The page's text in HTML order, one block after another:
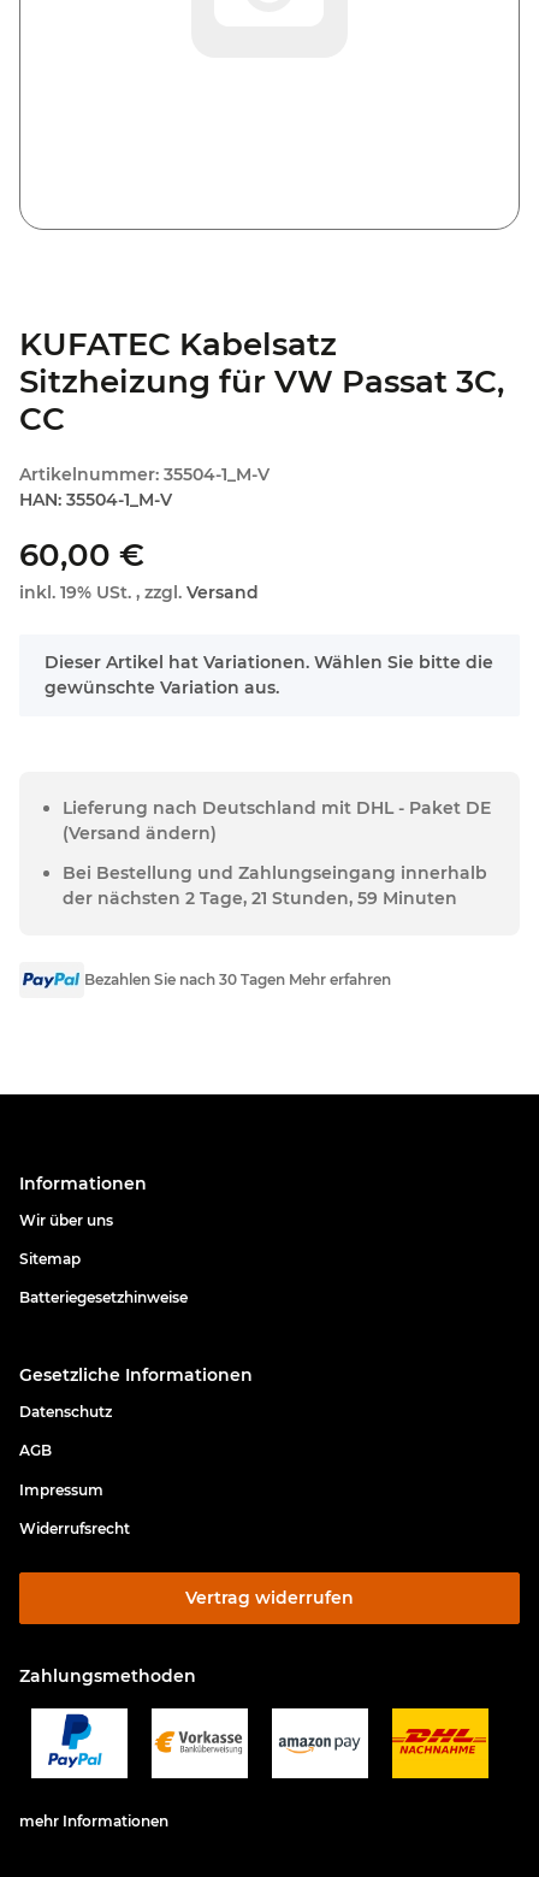
KUFATEC Kabelsatz
Sitzheizung für VW Passat 3C,
CC
Artikelnummer: 35504-1_M-V
HAN: 35504-1_M-V
60,00 €
inkl. 19% USt. , zzgl. Versand
x
Dieser Artikel hat Variationen. Wählen Sie bitte die
gewünschte Variation aus.
Lieferung nach Deutschland mit DHL - Paket DE
(Versand ändern)
Bei Bestellung und Zahlungseingang innerhalb
der nächsten 2 Tage, 21 Stunden, 59 Minuten
Bezahlen Sie nach 30 Tagen Mehr erfahren
Informationen
Wir über uns
Sitemap
Batteriegesetzhinweise
Gesetzliche Informationen
Datenschutz
AGB
Impressum
Widerrufsrecht
Vertrag widerrufen
Zahlungsmethoden
mehr Informationen